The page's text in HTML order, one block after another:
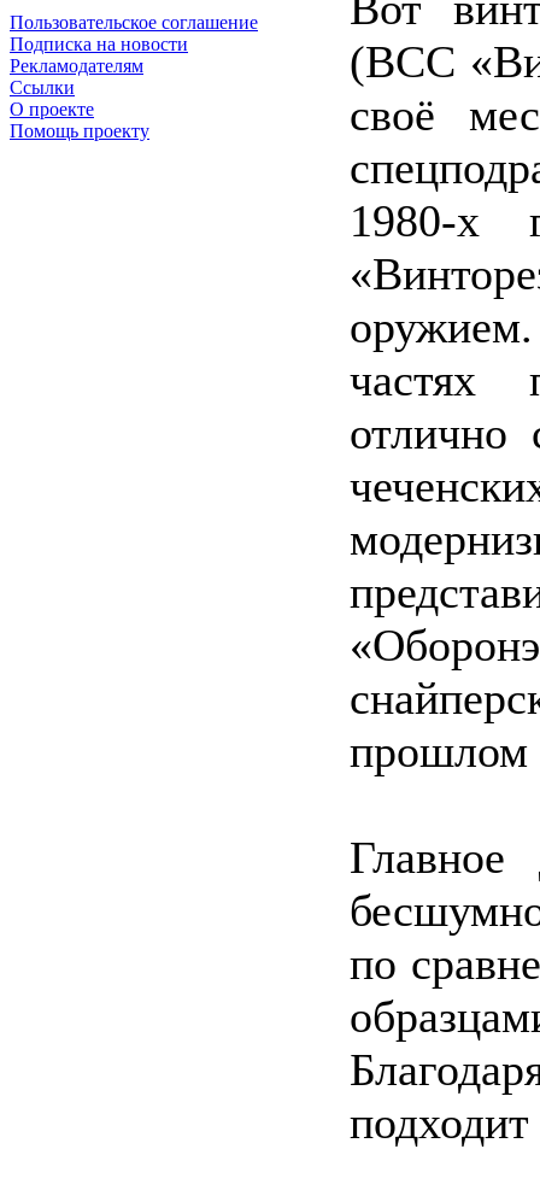
Пользовательское соглашение
Подписка на новости
Рекламодателям
Ссылки
О проекте
Помощь проекту
(ВСС
своё
1980-х
частях
отлично
прошлом
Главное
по
подходит